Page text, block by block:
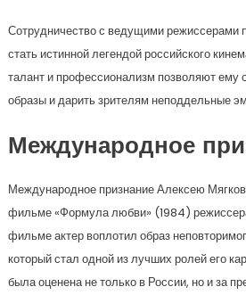
Сотрудничество с ведущими режиссерами
стать истинной легендой российского
талант и профессионализм позволяют ему
образы и дарить зрителям неподдельные
Международное
Международное признание Алексею
фильме «Формула любви» (1984)
фильме актер воплотил образ
который стал одной из лучших ролей его
была оценена не только в России, но и за